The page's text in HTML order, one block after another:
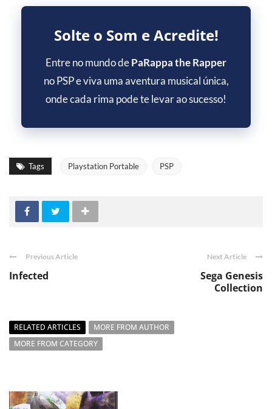
Solte o Som e Acredite!
Entre no mundo dePaRappa the Rapper
no PSP e viva uma aventura musical única,
onde cada rima pode te levar ao sucesso!
Tags Playstation Portable PSP
Previous Article
Infected
Next Article
Sega Genesis
Collection
RELATED ARTICLES
MORE FROM AUTHOR
MORE FROM CATEGORY